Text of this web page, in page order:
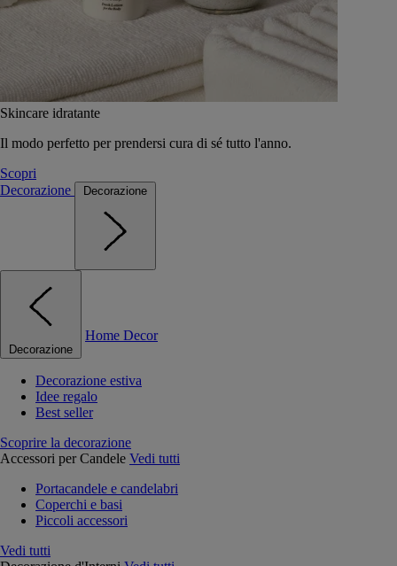
Skincare idratante
Il modo perfetto per prendersi cura di sé tutto l'anno.
Scopri
Decorazione
Decorazione
Decorazione
Home Decor
Decorazione estiva
Idee regalo
Best seller
Scoprire la decorazione
Accessori per Candele Vedi tutti
Portacandele e candelabri
Coperchi e basi
Piccoli accessori
Vedi tutti